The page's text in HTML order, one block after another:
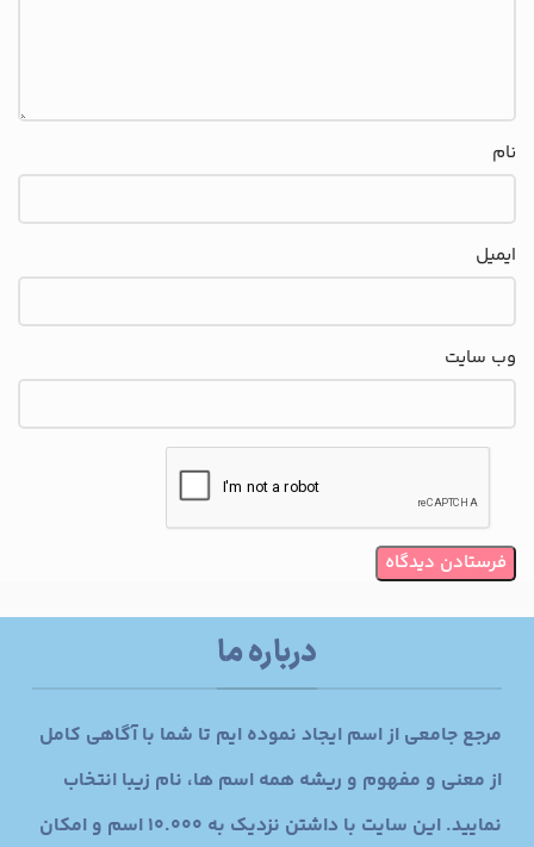
نام
ایمیل
وب‌ سایت
درباره ما
مرجع جامعی از اسم ایجاد نموده ایم تا شما با آگاهی کامل
از معنی و مفهوم و ریشه همه اسم ها، نام زیبا انتخاب
نمایید. این سایت با داشتن نزدیک به 10.000 اسم و امکان